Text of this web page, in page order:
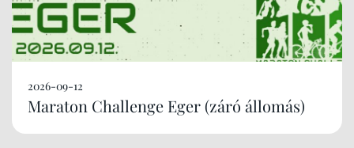
2026-09-12
Maraton Challenge Eger (záró állomás)